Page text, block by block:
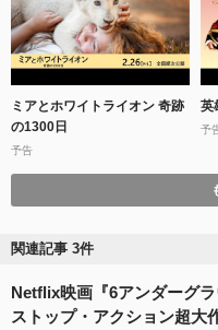
ミアとホワイトライオン 奇跡
の1300⽇
予告
英
予
関連記事 3件
Netflix映画『6アンダーグ
ストップ・アクション超大